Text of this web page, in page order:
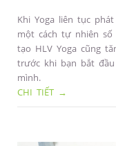
Khi Yoga liên tục
một cách tự nhiên số
tạo HLV Yoga cũng
trước khi bạn bắt
mình.
CHI TIẾT →